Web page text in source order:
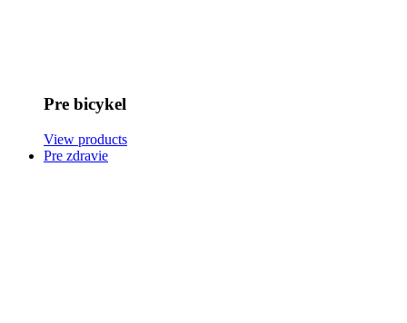
Pre bicykel
View products
Pre zdravie